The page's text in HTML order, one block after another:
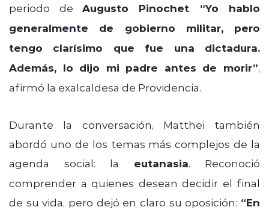
periodo deAugusto Pinochet. “Yo hablo
generalmente de gobierno militar, pero
tengo clarísimo que fue una dictadura.
Además, lo dijo mi padre antes de morir”,
afirmó la exalcaldesa de Providencia.
Durante la conversación, Matthei también
abordó uno de los temas más complejos de la
agenda social: la eutanasia. Reconoció
comprender a quienes desean decidir el final
de su vida, pero dejó en claro su oposición: “En